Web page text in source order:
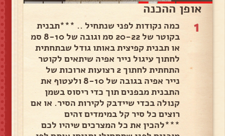
אופן ההכנה
1
כמה נקודות לפני שנתחיל .. ***תבנית
בקוטר של 20-22 סמ וגובה של 8-10 סמ
או תבנית קפיצית באותו גודל שבתחתית
לחתוך עיגול נייר אפיה שיתאים לקוטר
התחתית לחתוך 2 רצועות ארוכות של
נייר אפיה בגובה של 8-10 ולעטוף את
התבנית מבפנים תוך כדי ריסוס בשמן
קנולה בכדי שיידבק לקירות הסיר. או אם
רוצים כל סיר קל במימדים זהים
***להכין את כל המצרכים שיהיו לכם